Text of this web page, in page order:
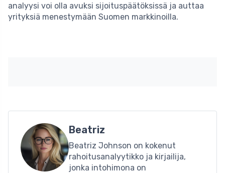
analyysi voi olla avuksi sijoituspäätöksissä ja auttaa
yrityksiä menestymään Suomen markkinoilla.
Beatriz
Beatriz Johnson on kokenut
rahoitusanalyytikko ja kirjailija,
jonka intohimona on